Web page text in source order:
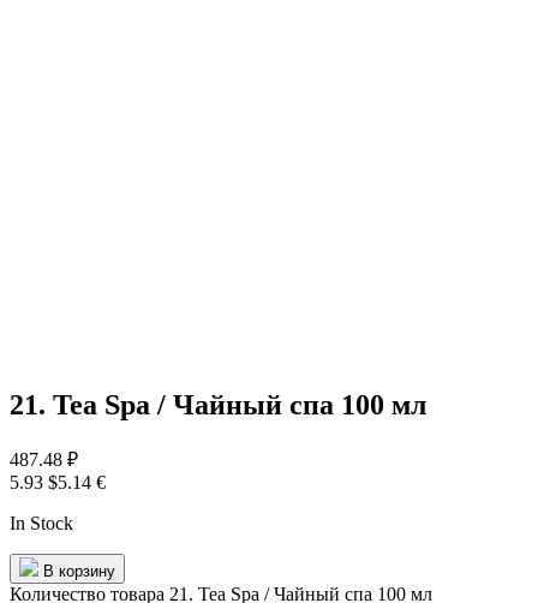
21. Tea Spa / Чайный спа 100 мл
487.48 ₽
5.93 $5.14 €
In Stock
В корзину
Количество товара 21. Tea Spa / Чайный спа 100 мл